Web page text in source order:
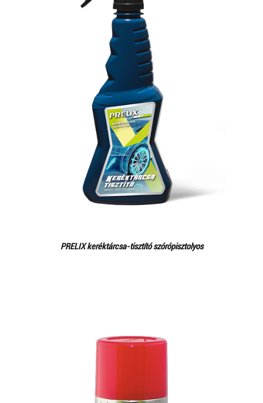
PRELIX keréktárcsa-tisztító szórópisztolyos